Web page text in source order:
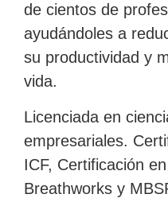
de cientos de
ayudándoles a
su productividad y
vida.
Licenciada en
empresariales.
ICF, Certificación
Breathworks y